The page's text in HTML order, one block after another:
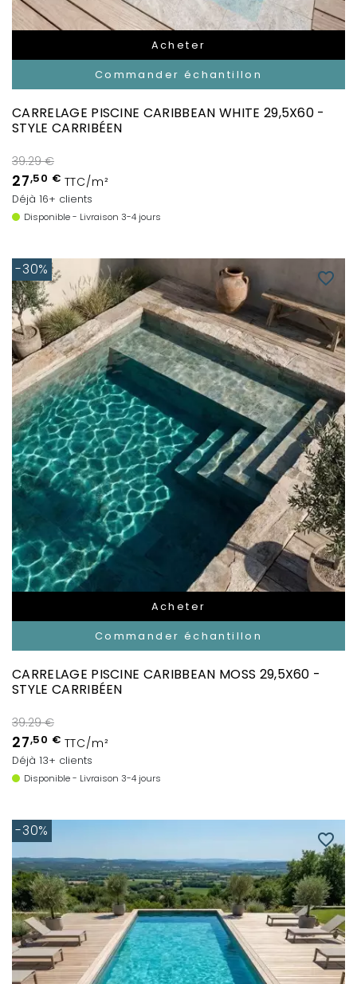
Acheter
Commander échantillon
CARRELAGE PISCINE CARIBBEAN WHITE 29,5X60 -
STYLE CARRIBÉEN
39.29 €
27,50 € TTC/m²
Déjà 16+ clients
Disponible - Livraison 3-4 jours
Acheter
Commander échantillon
favorite_border
CARRELAGE PISCINE CARIBBEAN MOSS 29,5X60 -
STYLE CARRIBÉEN
39.29 €
27,50 € TTC/m²
Déjà 13+ clients
Disponible - Livraison 3-4 jours
-30%
favorite_border
-30%